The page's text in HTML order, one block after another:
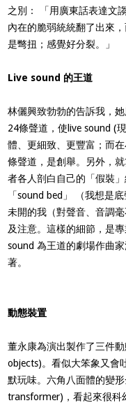
之別： 「用廣東話表達文
內在的脆弱統統翻了出來
是彆扭；感覺好分裂。」
Live sound 的王道
林儷興致勃勃的告訴我，
24條聲道，使live sound (
體、更細致、更豐富；而
條聲道，是創舉。另外，
者各人剖白自己的「假裝
「sound bed」 （我想是
未開的我（對聲音、音調
及注意。這樣的細節，是
sound 為王道的劇場作曲
著。
動態裝置
董永康為演出製作了三件
objects)。看似大笨象又會
默玩味。六角八面體的變
transformer)，看起來很科